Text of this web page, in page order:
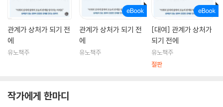
관계가 상처가 되기 전
에
유노책주
관계가 상처가 되기 전
에
유노책주
[대여] 관계가 상처가
되기 전에
유노책주
절판
작가에게 한마디